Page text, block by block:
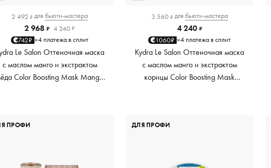
2 492 ₽ для бьюти-мастера
2 968 ₽ 4 240 ₽
742₽ ×4 платежа в сплит
Le Salon Оттеночная маска
с маслом манго и экстрактом
Color Boosting Mask Mango
3 560 ₽ для бьюти-мастера
4 240 ₽
1060₽ ×4 платежа в сплит
Kydra Le Salon Оттеночная маска
с маслом манго и экстрактом
корицы Color Boosting Mask
ПРОФИ ДЛЯ ПРОФИ